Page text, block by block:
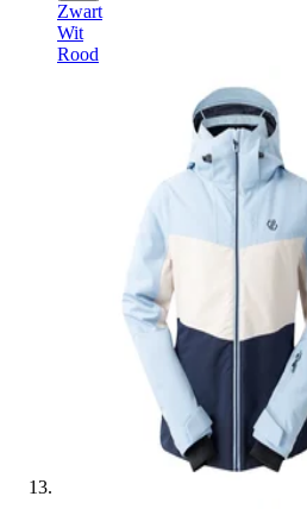
Zwart
Wit
Rood